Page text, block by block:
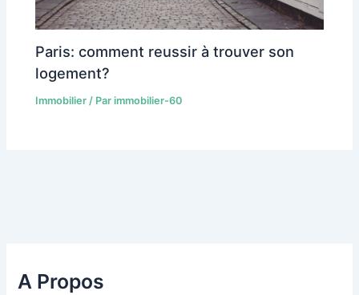
Paris: comment reussir à trouver son
logement?
Immobilier / Parimmobilier-60
A Propos